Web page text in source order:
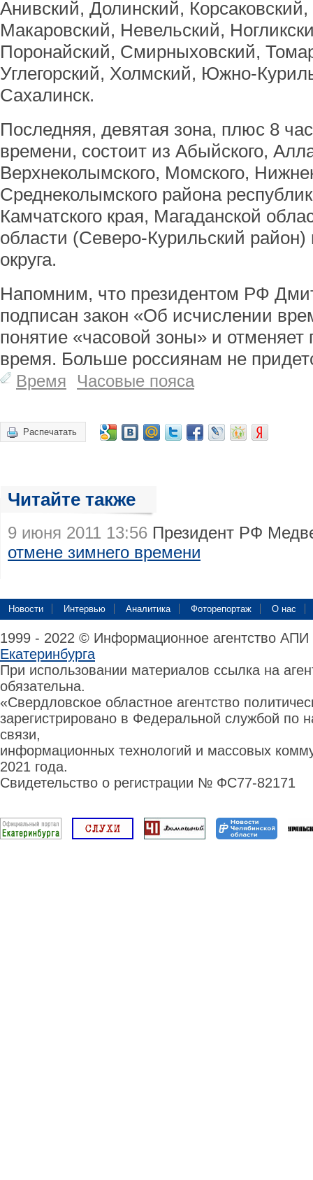
Анивский, Долинский,
Макаровский, Невельский,
Поронайский, Смирныховский,
Углегорский, Холмский, Южно-
Сахалинск.
Последняя, девятая зона, плюс 8
времени, состоит из Абыйского,
Верхнеколымского, Момского,
Среднеколымского района
Камчатского края, Магаданской
области (Северо-Курильский район)
округа.
Напомним, что президентом РФ
подписан закон «Об исчислении
понятие «часовой зоны» и отменяет
время. Больше россиянам не
Время Часовые пояса
Распечатать
Читайте также
9 июня 2011 13:56 Президент РФ
отмене зимнего времени
Новости Интервью Аналитика Фоторепортаж О нас
1999 - 2022 © Информационное агентство
Екатеринбурга
При использовании материалов ссылка на
обязательна.
«Свердловское областное агентство
зарегистрировано в Федеральной службой по
связи,
информационных технологий и массовых
2021 года.
Свидетельство о регистрации № ФС77-82171